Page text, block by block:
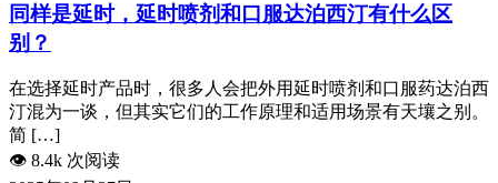
同样是延时，延时喷剂和口服达泊西汀有什么区
别？
在选择延时产品时，很多人会把外用延时喷剂和口服药达泊西
汀混为一谈，但其实它们的工作原理和适用场景有天壤之别。
简 […]
👁️ 8.4k 次阅读